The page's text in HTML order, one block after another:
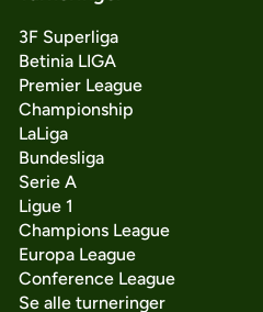
3F Superliga
Betinia LIGA
Premier League
Championship
LaLiga
Bundesliga
Serie A
Ligue 1
Champions League
Europa League
Conference League
Se alle turneringer